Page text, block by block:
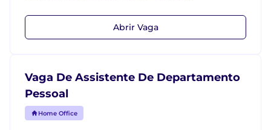
Abrir Vaga
Vaga De Assistente De Departamento
Pessoal
Home Office